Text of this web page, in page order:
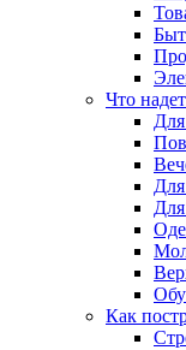
Что
Как